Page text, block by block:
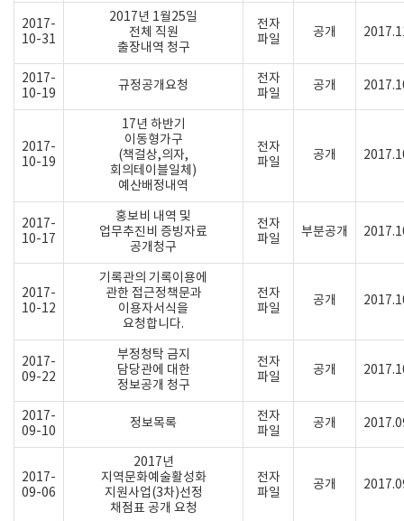
2017-
10-31
2017년 1월25일
전체 직원
출장내역 청구
전자
파일
공개
2017-
10-19
규정공개요청
전자
파일
공개
2017-
10-19
17년 하반기
이동형가구
(책걸상,의자,
회의테이블일체)
예산배정내역
전자
파일
공개
2017-
10-17
홍보비 내역 및
업무추진비 증빙자료
공개청구
전자
파일
부분공개
2017-
10-12
기록관의 기록이용에
관한 접근정책문과
이용자서식을
요청합니다.
전자
파일
공개
2017-
09-22
부정청탁 금지
담당관에 대한
정보공개 청구
전자
파일
공개
2017-
09-10
정보목록
전자
파일
공개
2017-
09-06
2017년
지역문화예술활성화
지원사업(3차)선정
채점표 공개 요청
전자
파일
공개